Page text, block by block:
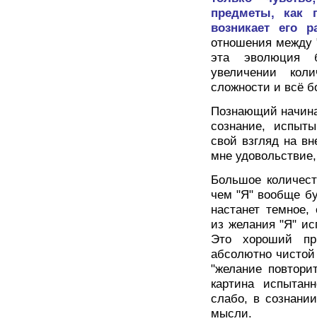
предметы, как
возникает его
отношения
эта эволюция
увеличении
сложности и всё
Познающий
сознание,
свой взгляд на
мне
Большое
чем "Я" вообще
настанет
из желания "Я"
Это хороший
абсолютно
"желание
картина
слабо, в
мысли.